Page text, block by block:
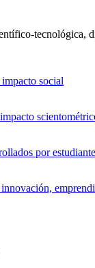
tecnológica,
social
por